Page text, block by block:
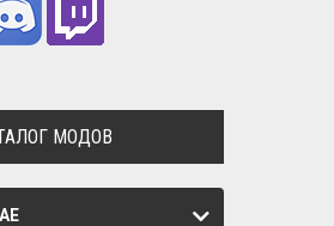
МОДОВ